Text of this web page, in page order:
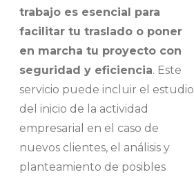
trabajo es esencial para
facilitar tu traslado o poner
en marcha tu proyecto con
seguridad y eficiencia. Este
servicio puede incluir el estudio
del inicio de la actividad
empresarial en el caso de
nuevos clientes, el análisis y
planteamiento de posibles